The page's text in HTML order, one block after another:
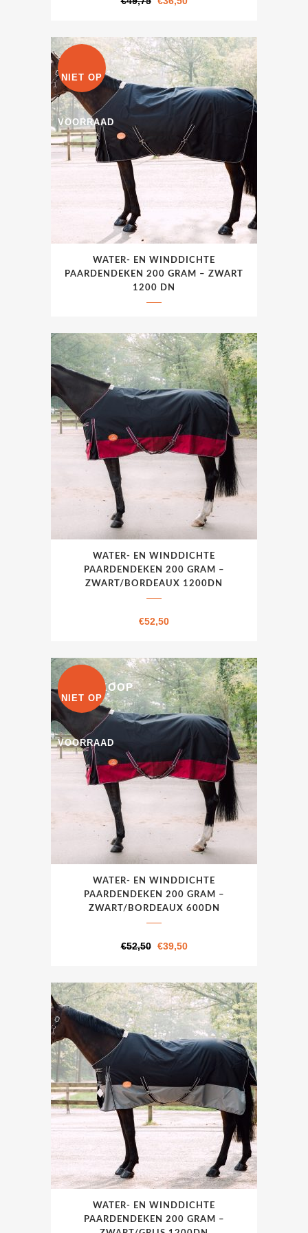
optie
kan
gekozen
worden
op
de
productpagina
was:
€49,75.
is:
€36,50.
NIET OP
VOORRAAD
WATER- EN WINDDICHTE
PAARDENDEKEN 200 GRAM – ZWART
1200 DN
product
kan
gekozen
worden
op
de
productpagina
WATER- EN WINDDICHTE
PAARDENDEKEN 200 GRAM –
ZWART/BORDEAUX 1200DN
€52,50
UITVERKOOP
NIET OP
VOORRAAD
product
kan
gekozen
worden
op
de
productpagina
WATER- EN WINDDICHTE
PAARDENDEKEN 200 GRAM –
ZWART/BORDEAUX 600DN
€52,50 Oorspronkelijke
was:
€52,50.
€39,50Huidige
is:
€39,50.
product
WATER- EN WINDDICHTE
PAARDENDEKEN 200 GRAM –